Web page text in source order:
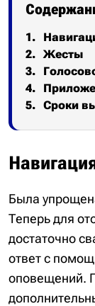
Жесты
Сроки
Была
Теперь для
достаточно
ответ с
оповещений.